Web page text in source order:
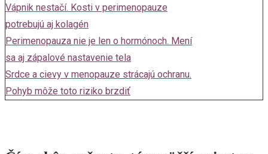
Vápnik nestačí. Kosti v perimenopauze
potrebujú aj kolagén
Perimenopauza nie je len o hormónoch. Mení
sa aj zápalové nastavenie tela
Srdce a cievy v menopauze strácajú ochranu.
Pohyb môže toto riziko brzdiť